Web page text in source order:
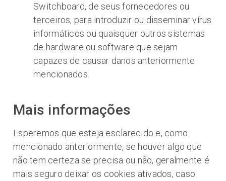
Switchboard, de seus fornecedores ou
terceiros, para introduzir ou disseminar vírus
informáticos ou quaisquer outros sistemas
de hardware ou software que sejam
capazes de causar danos anteriormente
mencionados.
Mais informações
Esperemos que esteja esclarecido e, como
mencionado anteriormente, se houver algo que
não tem certeza se precisa ou não, geralmente é
mais seguro deixar os cookies ativados, caso